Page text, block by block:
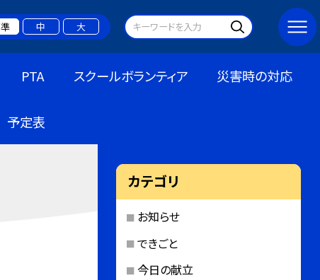
中 大
PTA スクールボランティア 災害時の対応
予定表
カテゴリ
お知らせ
できごと
今日の献立